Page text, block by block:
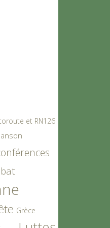
et RN126
Grèce